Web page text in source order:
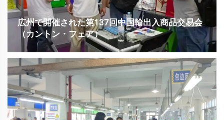
広州で開催された第137回中国輸出入商品交易会
（カントン・フェア）
2025年4月23日から27日にかけて、私たちは世界最大級の国際見
成果で知られる中国・広州で開催された第137回中国輸出入商品
交易会（カントン・フェア）に参加しました。この権威ある展示
会は、私たちに...